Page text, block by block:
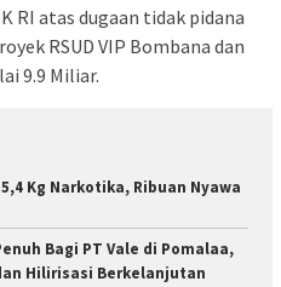
RI atas dugaan tidak pidana
RSUD VIP Bombana dan
9.9 Miliar.
Kg Narkotika, Ribuan Nyawa
Bagi PT Vale di Pomalaa,
Hilirisasi Berkelanjutan